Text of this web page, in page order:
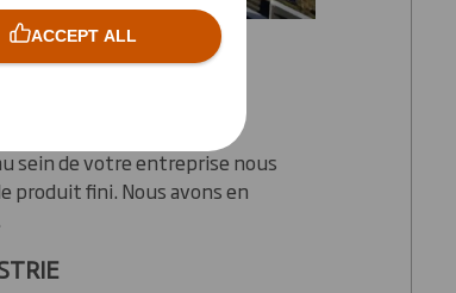
sein de votre entreprise nous
produit fini. Nous avons en